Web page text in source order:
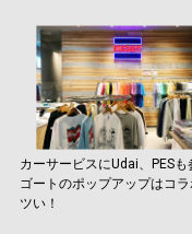
カーサービスにUdai、PESも
ゴートのポップアップはコ
ツい！